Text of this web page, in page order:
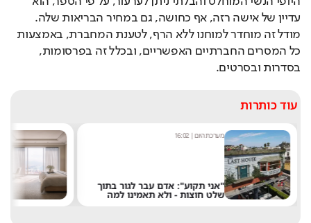
עדיין של אישה רזה, אף כחושה, גם במחיר הבריאות שלה.
מודל זה מוחדר למוחנו ללא הרף, לטענת המחברת, באמצעות
כל המסרים החברתיים האפשריים, ובכלל זה בפרסומות,
בסדרות ובסרטים.
עוד כותרות
מערכת היום|
16:02
"אני תקוע": אדם עבר לגור בתוך
שלט חוצות - ולא תאמינו למה